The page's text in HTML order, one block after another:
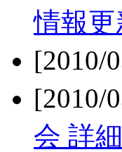
情報
[2010/
[2010/
会 詳